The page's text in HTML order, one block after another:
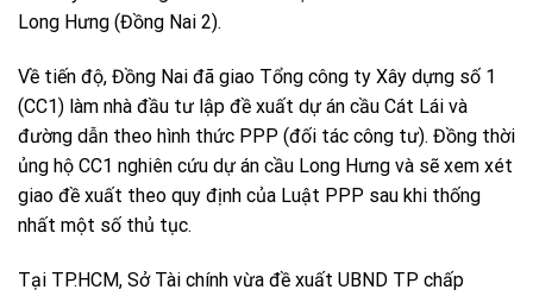
Long Hưng (Đồng Nai 2).
Về tiến độ, Đồng Nai đã giao Tổng công ty Xây dựng số 1
(CC1) làm nhà đầu tư lập đề xuất dự án cầu Cát Lái và
đường dẫn theo hình thức PPP (đối tác công tư). Đồng thời
ủng hộ CC1 nghiên cứu dự án cầu Long Hưng và sẽ xem xét
giao đề xuất theo quy định của Luật PPP sau khi thống
nhất một số thủ tục.
Tại TP.HCM, Sở Tài chính vừa đề xuất UBND TP chấp